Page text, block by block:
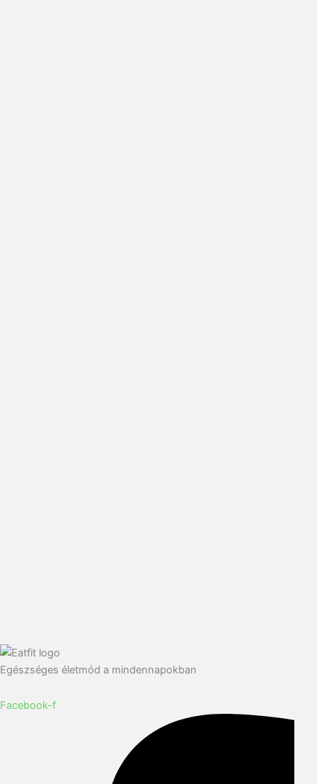
Egészséges életmód a mindennapokban
Facebook-f